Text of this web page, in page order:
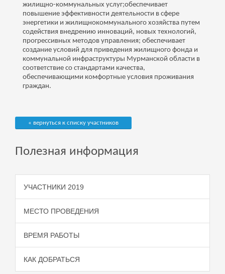
жилищно-коммунальных услуг;обеспечивает
повышение эффективности деятельности в сфере
энергетики и жилищнокоммунального хозяйства путем
содействия внедрению инноваций, новых технологий,
прогрессивных методов управления; обеспечивает
создание условий для приведения жилищного фонда и
коммунальной инфраструктуры Мурманской области в
соответствие со стандартами качества,
обеспечивающими комфортные условия проживания
граждан.
« вернуться к списку участников
Полезная информация
УЧАСТНИКИ 2019
МЕСТО ПРОВЕДЕНИЯ
ВРЕМЯ РАБОТЫ
КАК ДОБРАТЬСЯ